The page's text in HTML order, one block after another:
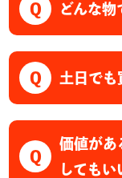
Q どんな物
Q 土日でも
Q
価値があ
してもい